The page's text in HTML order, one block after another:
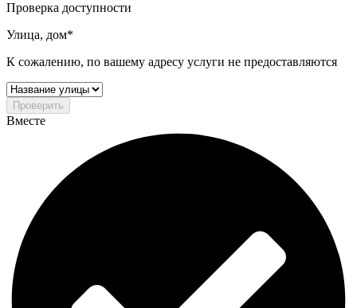
Проверка доступности
Улица, дом*
К сожалению, по вашему адресу услуги не предоставляются
Проверить
Вместе